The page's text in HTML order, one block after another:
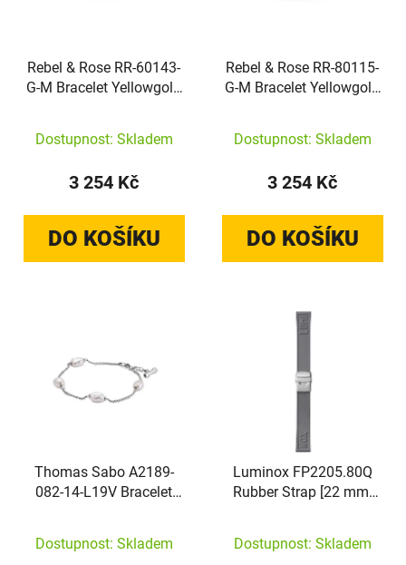
Rebel & Rose RR-60143-
G-M Bracelet Yellowgold
Dostupnost: Skladem
3 254 Kč
DO KOŠÍKU
Rebel & Rose RR-80115-
G-M Bracelet Yellowgold
Dostupnost: Skladem
3 254 Kč
DO KOŠÍKU
Thomas Sabo A2189-
082-14-L19V Bracelet
Dostupnost: Skladem
Luminox FP2205.80Q
Rubber Strap [22 mm]
Dostupnost: Skladem